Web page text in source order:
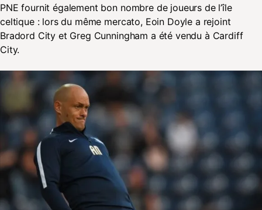
PNE fournit également bon nombre de joueurs de l’île
celtique : lors du même mercato, Eoin Doyle a rejoint
Bradord City et Greg Cunningham a été vendu à Cardiff
City.